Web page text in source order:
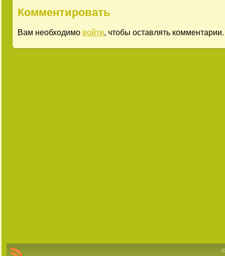
Комментировать
Вам необходимо войти, чтобы оставлять комментарии.